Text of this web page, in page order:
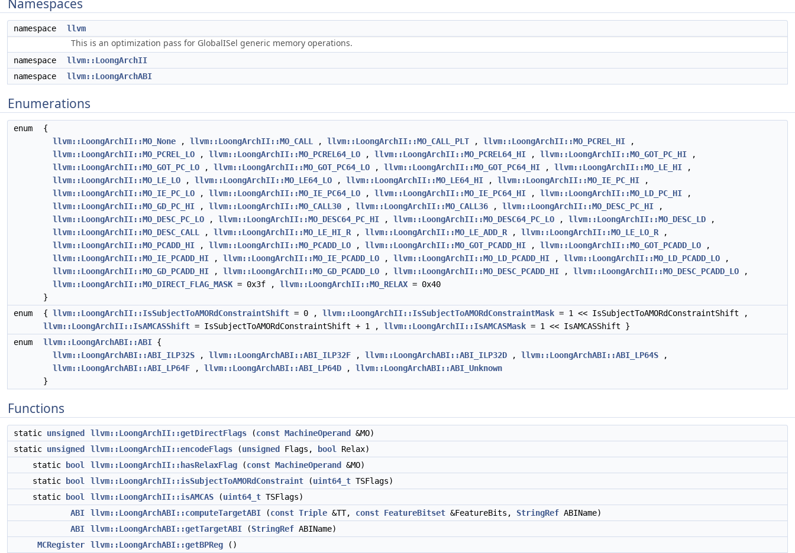
Namespaces
namespace llvm
This is an optimization pass for GlobalISel generic memory operations.
namespace
llvm::LoongArchII
namespace
llvm::LoongArchABI
Enumerations
enum
{
llvm::LoongArchII::MO_None , llvm::LoongArchII::MO_CALL , llvm::LoongArchII::MO_CALL_PLT , llvm::LoongArchII::MO_PCREL_HI ,
llvm::LoongArchII::MO_PCREL_LO , llvm::LoongArchII::MO_PCREL64_LO , llvm::LoongArchII::MO_PCREL64_HI , llvm::LoongArchII::MO_GOT_PC_HI ,
llvm::LoongArchII::MO_GOT_PC_LO , llvm::LoongArchII::MO_GOT_PC64_LO , llvm::LoongArchII::MO_GOT_PC64_HI , llvm::LoongArchII::MO_LE_HI ,
llvm::LoongArchII::MO_LE_LO , llvm::LoongArchII::MO_LE64_LO , llvm::LoongArchII::MO_LE64_HI , llvm::LoongArchII::MO_IE_PC_HI ,
llvm::LoongArchII::MO_IE_PC_LO , llvm::LoongArchII::MO_IE_PC64_LO , llvm::LoongArchII::MO_IE_PC64_HI , llvm::LoongArchII::MO_LD_PC_HI ,
llvm::LoongArchII::MO_GD_PC_HI , llvm::LoongArchII::MO_CALL30 , llvm::LoongArchII::MO_CALL36 , llvm::LoongArchII::MO_DESC_PC_HI ,
llvm::LoongArchII::MO_DESC_PC_LO , llvm::LoongArchII::MO_DESC64_PC_HI , llvm::LoongArchII::MO_DESC64_PC_LO , llvm::LoongArchII::MO_DESC_LD ,
llvm::LoongArchII::MO_DESC_CALL
, llvm::LoongArchII::MO_LE_HI_R , llvm::LoongArchII::MO_LE_ADD_R , llvm::LoongArchII::MO_LE_LO_R ,
llvm::LoongArchII::MO_PCADD_HI , llvm::LoongArchII::MO_PCADD_LO , llvm::LoongArchII::MO_GOT_PCADD_HI , llvm::LoongArchII::MO_GOT_PCADD_LO ,
llvm::LoongArchII::MO_IE_PCADD_HI , llvm::LoongArchII::MO_IE_PCADD_LO , llvm::LoongArchII::MO_LD_PCADD_HI , llvm::LoongArchII::MO_LD_PCADD_LO ,
llvm::LoongArchII::MO_GD_PCADD_HI , llvm::LoongArchII::MO_GD_PCADD_LO , llvm::LoongArchII::MO_DESC_PCADD_HI , llvm::LoongArchII::MO_DESC_PCADD_LO ,
llvm::LoongArchII::MO_DIRECT_FLAG_MASK = 0x3f , llvm::LoongArchII::MO_RELAX = 0x40
}
enum
{ llvm::LoongArchII::IsSubjectToAMORdConstraintShift = 0 , llvm::LoongArchII::IsSubjectToAMORdConstraintMask = 1 << IsSubjectToAMORdConstraintShift ,
llvm::LoongArchII::IsAMCASShift = IsSubjectToAMORdConstraintShift + 1 , llvm::LoongArchII::IsAMCASMask = 1 << IsAMCASShift }
enum
llvm::LoongArchABI::ABI {
llvm::LoongArchABI::ABI_ILP32S , llvm::LoongArchABI::ABI_ILP32F , llvm::LoongArchABI::ABI_ILP32D , llvm::LoongArchABI::ABI_LP64S ,
llvm::LoongArchABI::ABI_LP64F , llvm::LoongArchABI::ABI_LP64D , llvm::LoongArchABI::ABI_Unknown
}
Functions
static unsigned llvm::LoongArchII::getDirectFlags (const MachineOperand
&MO)
static unsigned llvm::LoongArchII::encodeFlags (unsigned Flags, bool
Relax)
static
bool llvm::LoongArchII::hasRelaxFlag (const MachineOperand
&MO)
static
bool llvm::LoongArchII::isSubjectToAMORdConstraint (uint64_t TSFlags)
static
bool llvm::LoongArchII::isAMCAS (uint64_t TSFlags)
ABI
llvm::LoongArchABI::computeTargetABI (const Triple &TT, const FeatureBitset &FeatureBits, StringRef ABIName)
ABI
llvm::LoongArchABI::getTargetABI (StringRef ABIName)
MCRegister
llvm::LoongArchABI::getBPReg ()